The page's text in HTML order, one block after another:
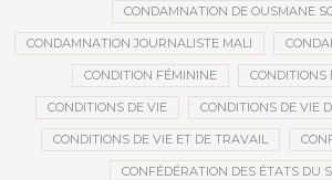
CONDAMNATION DE OUSMANE
CONDAMNATION JOURNALISTE MALI
CONDITION FÉMININE CONDITIONS
CONDITIONS DE VIE CONDITIONS DE VIE
CONDITIONS DE VIE ET DE TRAVAIL
CONFÉDÉRATION DES ÉTATS DU